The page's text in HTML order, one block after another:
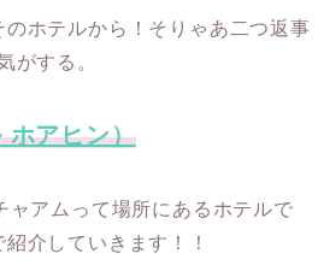
ホテルから！そりゃあ二つ返事
がする。
アヒン）
アムって場所にあるホテルで
介していきます！！